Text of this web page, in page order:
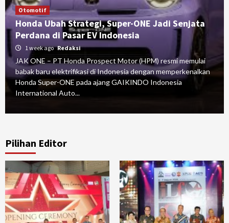
Otomotif
Honda Ubah Strategi, Super-ONE Jadi Senjata
Perdana di Pasar EV Indonesia
1 week ago Redaksi
JAK ONE – PT Honda Prospect Motor (HPM) resmi memulai
babak baru elektrifikasi di Indonesia dengan memperkenalkan
Honda Super-ONE pada ajang GAIKINDO Indonesia
International Auto...
Pilihan Editor